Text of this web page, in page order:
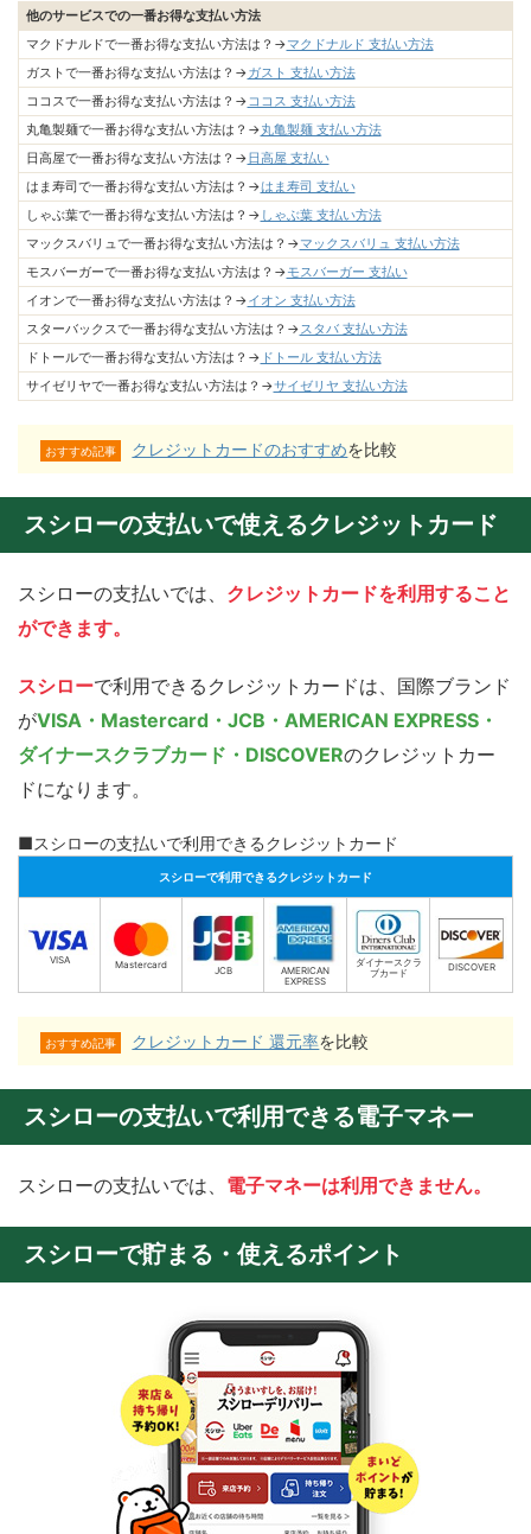
他のサービスでの一番お得な支払い方法
マクドナルドで一番お得な支払い方法は？→マクドナルド 支払い方法
ガストで一番お得な支払い方法は？→ガスト 支払い方法
ココスで一番お得な支払い方法は？→ ココス 支払い方法
丸亀製麺で一番お得な支払い方法は？→丸亀製麺 支払い方法
日高屋で一番お得な支払い方法は？→日高屋 支払い
はま寿司で一番お得な支払い方法は？→はま寿司 支払い
しゃぶ葉で一番お得な支払い方法は？→ しゃぶ葉 支払い方法
マックスバリュで一番お得な支払い方法は？→マックスバリュ 支払い方法
モスバーガーで一番お得な支払い方法は？→モスバーガー 支払い
イオンで一番お得な支払い方法は？→イオン 支払い方法
スターバックスで一番お得な支払い方法は？→スタバ 支払い方法
ドトールで一番お得な支払い方法は？→ ドトール 支払い方法
サイゼリヤで一番お得な支払い方法は？→サイゼリヤ 支払い方法
おすすめ記事 クレジットカードのおすすめを比較
スシローの支払いで使えるクレジットカード
スシローの支払いでは、 クレジットカードを利用すること
ができます。
スシローで利用できるクレジットカードは、国際ブランド
がVISA・Mastercard・JCB・AMERICAN EXPRESS・
ダイナースクラブカード・DISCOVERのクレジットカー
ドになります。
■スシローの支払いで利用できるクレジットカード
スシローで利用できるクレジットカード
VISA Mastercard
JCB
AMERICAN
EXPRESS
ダイナースクラ
ブカード
DISCOVER
おすすめ記事 クレジットカード 還元率を比較
スシローの支払いで利用できる電子マネー
スシローの支払いでは、 電子マネーは利用できません。
スシローで貯まる・使えるポイント